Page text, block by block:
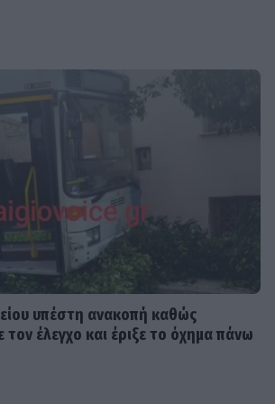
υπέστη ανακοπή καθώς
έλεγχο και έριξε το όχημα πάνω